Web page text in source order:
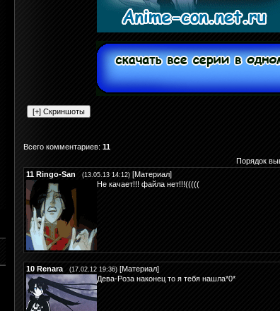
Всего комментариев: 11
Порядок
11 Ringo-San (13.05.13 14:12) [Материал]
Не качает!!! файла нет!!!(((((
10 Renara (17.02.12 19:36) [Материал]
Дева-Роза наконец то я тебя нашла*0*